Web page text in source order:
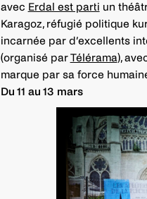
avec Erdal est parti un
Karagoz, réfugié politique
incarnée par d’excellents
(organisé parTélérama),
marque par sa force
Du 11 au 13 mars